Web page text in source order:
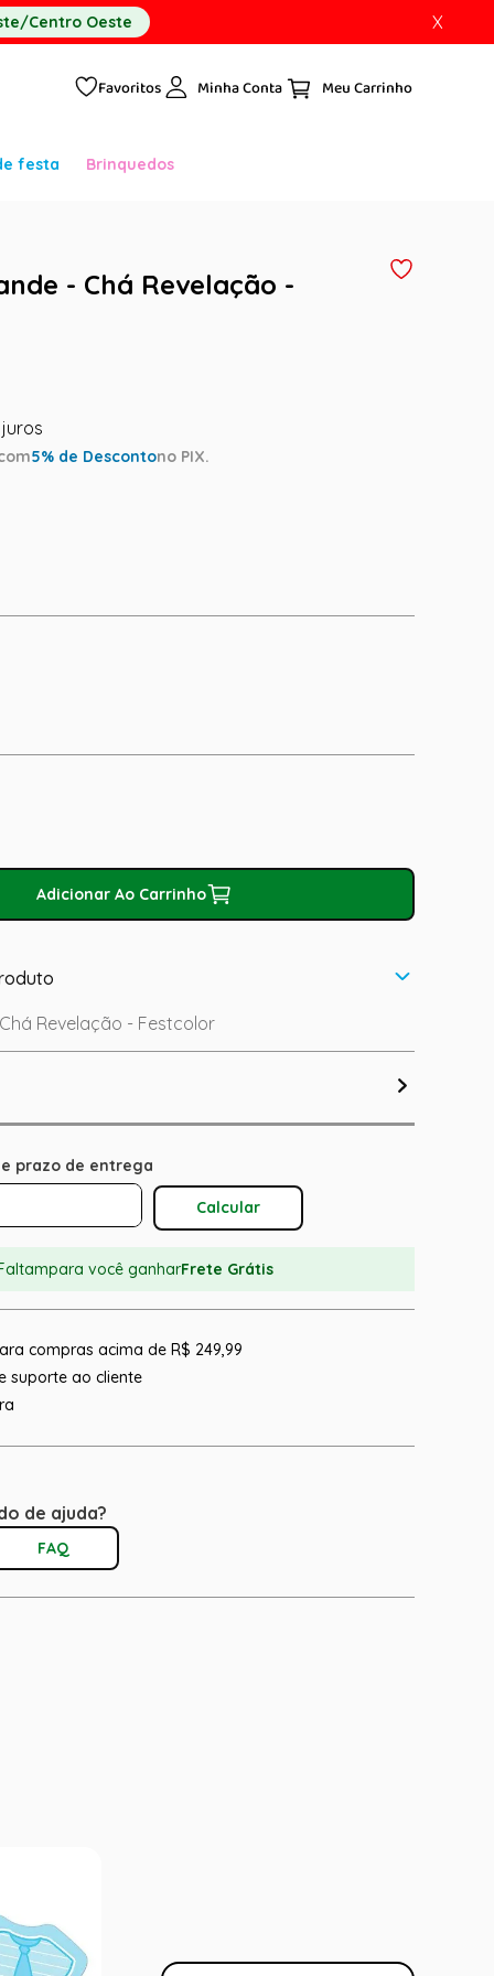
Centro Oeste X
Favoritos Minha Conta
festa Brinquedos
- Chá Revelação -
5% de Descontono PIX.
Adicionar Ao Carrinho
Revelação - Festcolor
Calcular O Frete
para você ganharFrete Grátis
compras acima de R$ 249,99
suporte ao cliente
de ajuda?
FAQ